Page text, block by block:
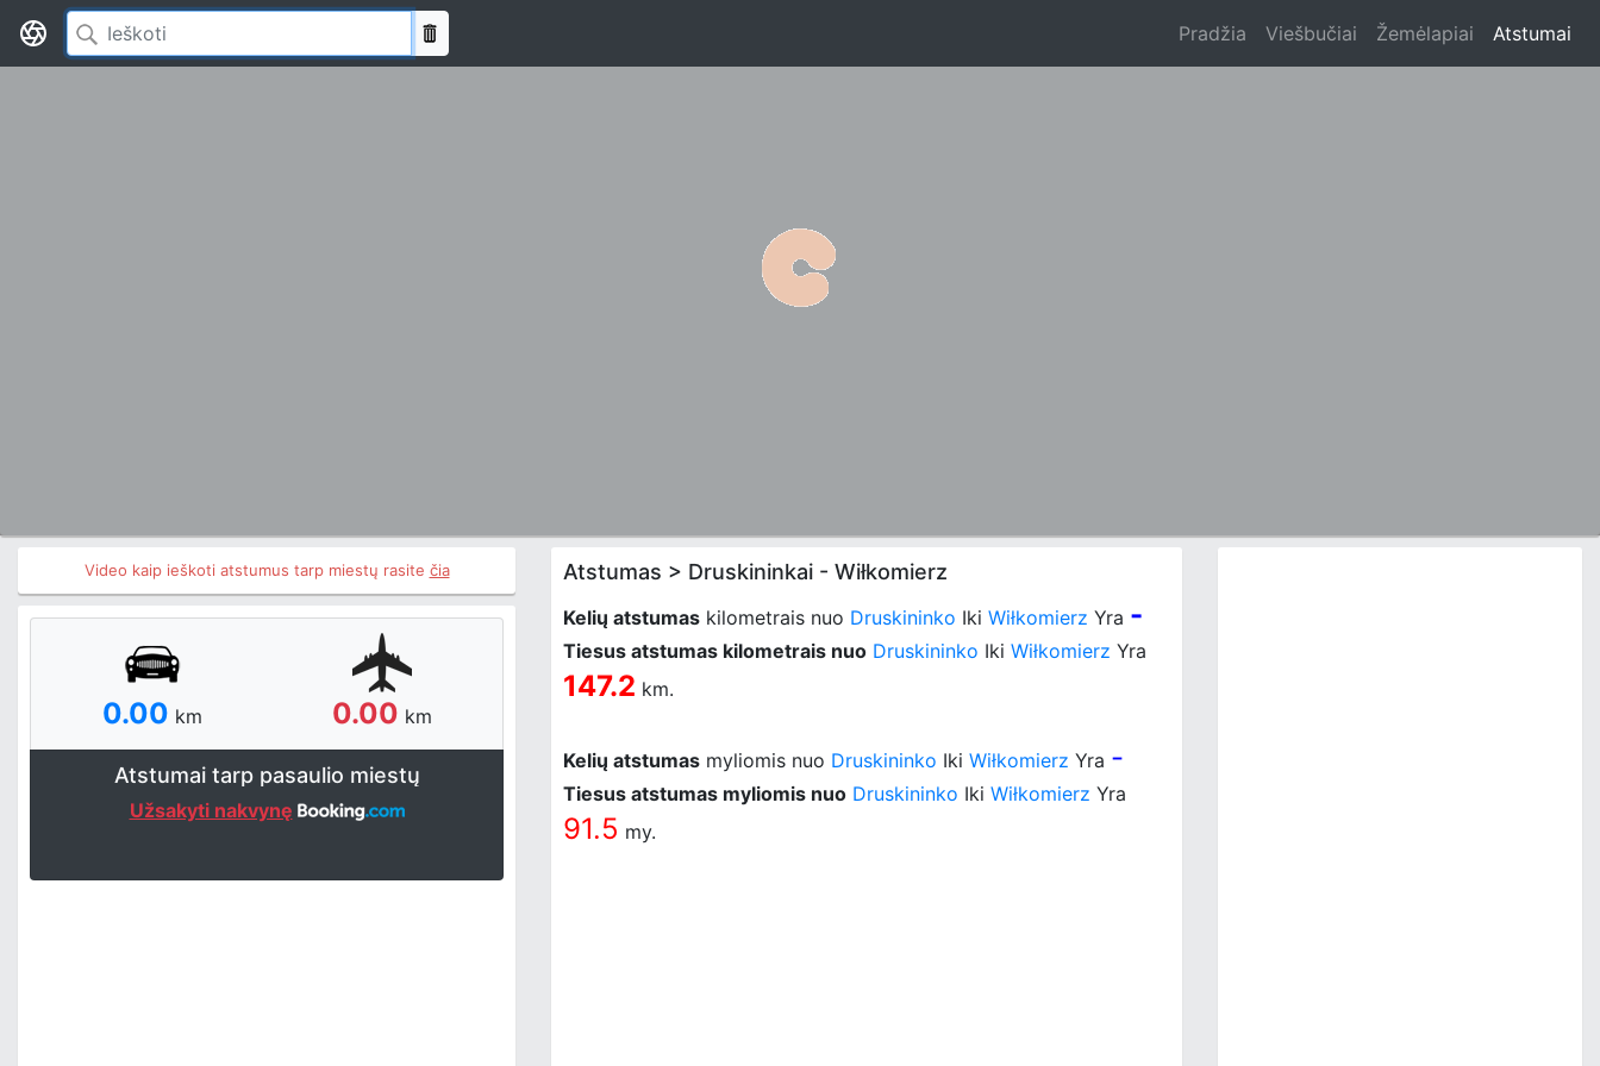
Pradžia Viešbučiai Žemėlapiai Atstumai
Video kaip ieškoti atstumus tarp miestų rasite čia
0.00 km 0.00 km
Atstumai tarp pasaulio miestų
Užsakyti nakvynę
Atstumas > Druskininkai - Wiłkomierz
Kelių atstumas kilometrais nuo Druskininko Iki Wiłkomierz Yra -
Tiesus atstumas kilometrais nuo Druskininko Iki Wiłkomierz Yra
147.2 km.
Kelių atstumas myliomis nuo Druskininko Iki Wiłkomierz Yra -
Tiesus atstumas myliomis nuo Druskininko Iki Wiłkomierz Yra
91.5 my.